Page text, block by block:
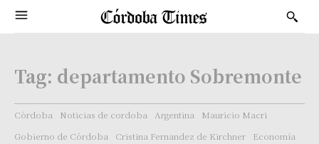
Tag: departamento Sobremonte
Córdoba Noticias de cordoba Argentina
Mauricio Macri
Gobierno de Córdoba
Cristina Fernandez de Kirchner
Economía